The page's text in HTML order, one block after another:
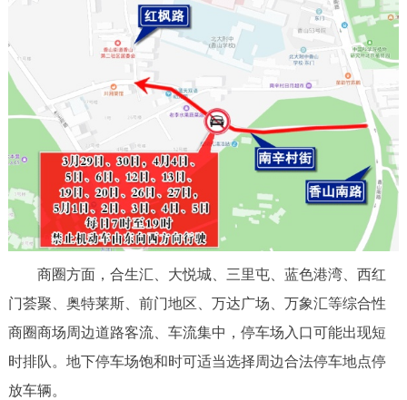
商圈方面，合生汇、大悦城、三里屯、蓝色港湾、西红
门荟聚、奥特莱斯、前门地区、万达广场、万象汇等综合性
商圈商场周边道路客流、车流集中，停车场入口可能出现短
时排队。地下停车场饱和时可适当选择周边合法停车地点停
放车辆。